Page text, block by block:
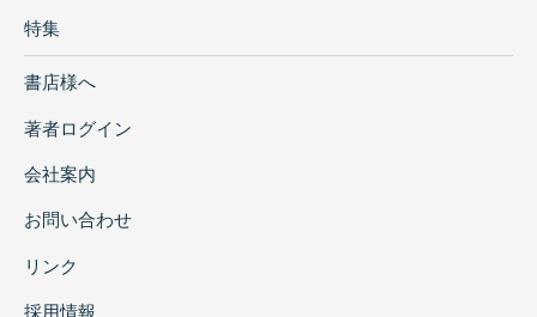
特集
書店様へ
著者ログイン
会社案内
お問い合わせ
リンク
採用情報